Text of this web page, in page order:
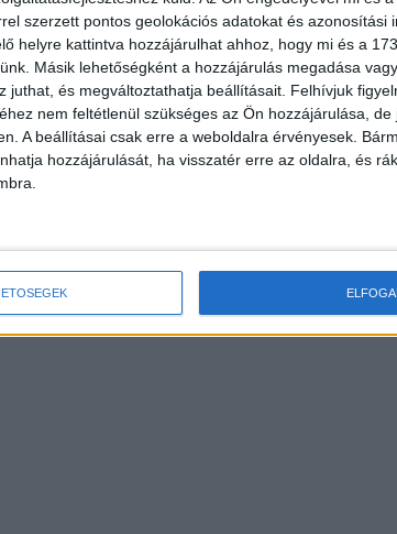
szerzett pontos geolokációs adatokat és azonosítási
helyre kattintva hozzájárulhat ahhoz, hogy mi és a
Másik lehetőségként a hozzájárulás megadása
juthat, és megváltoztathatja beállításait. Felhívjuk
nem feltétlenül szükséges az Ön hozzájárulása,
A beállításai csak erre a weboldalra érvényesek.
hozzájárulását, ha visszatér erre az oldalra, és